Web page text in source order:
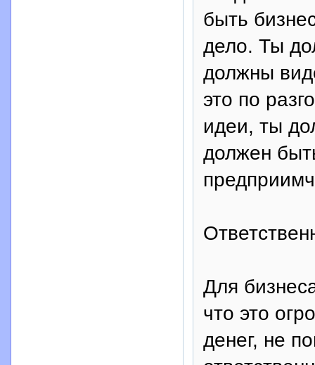
быть
дело. Ты
должны
это по
идеи, ты
должен
Для
что это
денег, не